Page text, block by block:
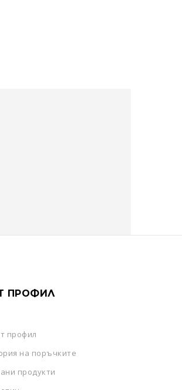
ПРОФИЛ
профил
на поръчките
продукти